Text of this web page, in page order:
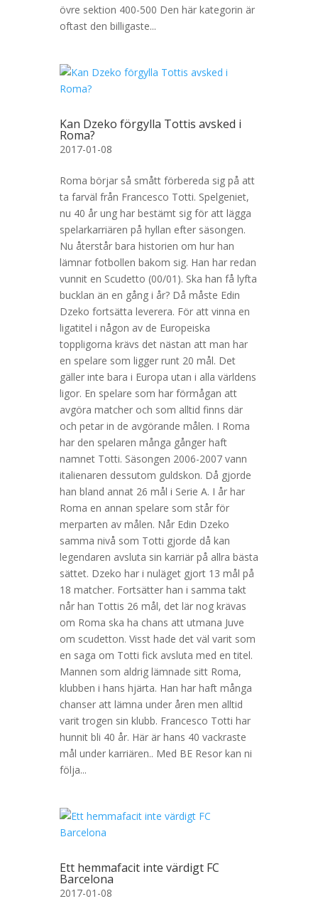
övre sektion 400-500 Den här kategorin är
oftast den billigaste...
Kan Dzeko förgylla Tottis avsked i
Roma?
2017-01-08
Roma börjar så smått förbereda sig på att
ta farväl från Francesco Totti. Spelgeniet,
nu 40 år ung har bestämt sig för att lägga
spelarkarriären på hyllan efter säsongen.
Nu återstår bara historien om hur han
lämnar fotbollen bakom sig. Han har redan
vunnit en Scudetto (00/01). Ska han få lyfta
bucklan än en gång i år? Då måste Edin
Dzeko fortsätta leverera. För att vinna en
ligatitel i någon av de Europeiska
toppligorna krävs det nästan att man har
en spelare som ligger runt 20 mål. Det
gäller inte bara i Europa utan i alla världens
ligor. En spelare som har förmågan att
avgöra matcher och som alltid finns där
och petar in de avgörande målen. I Roma
har den spelaren många gånger haft
namnet Totti. Säsongen 2006-2007 vann
italienaren dessutom guldskon. Då gjorde
han bland annat 26 mål i Serie A. I år har
Roma en annan spelare som står för
merparten av målen. Når Edin Dzeko
samma nivå som Totti gjorde då kan
legendaren avsluta sin karriär på allra bästa
sättet. Dzeko har i nuläget gjort 13 mål på
18 matcher. Fortsätter han i samma takt
når han Tottis 26 mål, det lär nog krävas
om Roma ska ha chans att utmana Juve
om scudetton. Visst hade det väl varit som
en saga om Totti fick avsluta med en titel.
Mannen som aldrig lämnade sitt Roma,
klubben i hans hjärta. Han har haft många
chanser att lämna under åren men alltid
varit trogen sin klubb. Francesco Totti har
hunnit bli 40 år. Här är hans 40 vackraste
mål under karriären.. Med BE Resor kan ni
följa...
Ett hemmafacit inte värdigt FC
Barcelona
2017-01-08